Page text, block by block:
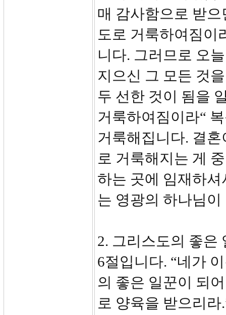
매 감사함으로 받
도로 거룩하여짐이
니다. 그러므로 오
지으신 그 모든 것
두 선한 것이 됨을
거룩하여짐이라“
거룩해집니다. 결
로 거룩해지는 게
하는 곳에 임재하
는 영광의 하나님이
2. 그리스도의 좋은
6절입니다. “네가
의 좋은 일꾼이 되
로 양육을 받으리